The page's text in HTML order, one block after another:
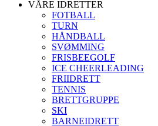
VÅRE IDRETTER
FOTBALL
TURN
HÅNDBALL
SVØMMING
FRISBEEGOLF
ICE CHEERLEADING
FRIIDRETT
TENNIS
BRETTGRUPPE
SKI
BARNEIDRETT